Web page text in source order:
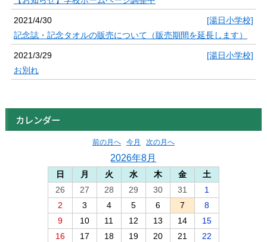
2021/4/30
[湯日小学校]
記念誌・記念タオルの販売について（販売期間を延長します）
2021/3/29
[湯日小学校]
お別れ
カレンダー
前の月へ 今月 次の月へ
2026年8月
日 月 火 水 木 金
土
26
27 28 29 30 31
1
2
3 4 5 6 7
8
9
10 11 12 13 14
15
16
17 18 19 20 21 22